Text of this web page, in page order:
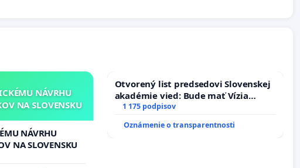
NÁVRHU
NA SLOVENSKU
NÁVRHU
NA SLOVENSKU
Otvorený list predsedovi Slovenskej
akadémie vied: Bude mať Vízia
Slovenska 2040 mravnú chrbticu?
1 175 podpisov
Oznámenie o transparentnosti